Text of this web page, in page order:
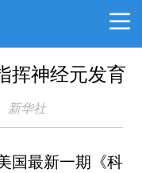
挥神经元发育
新华社
最新一期《科